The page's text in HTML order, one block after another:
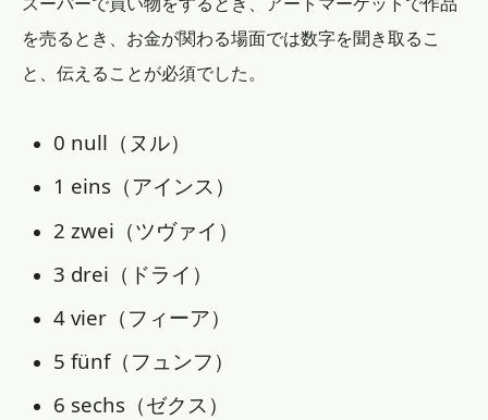
を売るとき、お金が関わる場面では数字を聞き取るこ
と、伝えることが必須でした。
0 null（ヌル）
1 eins（アインス）
2 zwei（ツヴァイ）
3 drei（ドライ）
4 vier（フィーア）
5 fünf（フュンフ）
6 sechs（ゼクス）